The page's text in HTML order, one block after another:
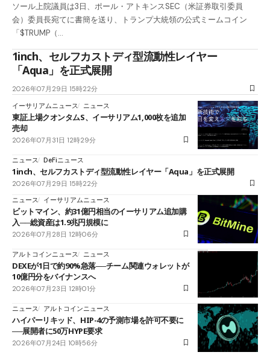
ソール上院議員は3日、ポール・アトキンスSEC（米証券取引委員
会）委員長宛てに書簡を送り、トランプ大統領の公式ミームコイン
「$TRUMP（…
1inch、セルフカストディ型流動性レイヤー
「Aqua」を正式展開
2026年07月29日 15時22分
イーサリアムニュース
ニュース
東証上場クオンタムS、イーサリアム1,000枚を追加
売却
2026年07月31日 12時29分
ニュース DeFiニュース
1inch、セルフカストディ型流動性レイヤー「Aqua」を正式展開
2026年07月29日 15時22分
ニュース
イーサリアムニュース
ビットマイン、約31億円相当のイーサリアム追加購
入──総資産は1.9兆円規模に
2026年07月28日 12時06分
アルトコインニュース ニュース
DEXEが1日で約90%急落──チーム関連ウォレットが
10億円分をバイナンスへ
2026年07月23日 12時01分
ニュース アルトコインニュース
ハイパーリキッド、HIP-4の予測市場を許可不要に
──展開者に50万HYPE要求
2026年07月24日 10時56分